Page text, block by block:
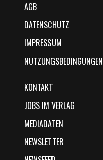
AGB
DATENSCHUTZ
IMPRESSUM
NUTZUNGSBEDINGUNGEN
KONTAKT
JOBS IM VERLAG
MEDIADATEN
NEWSLETTER